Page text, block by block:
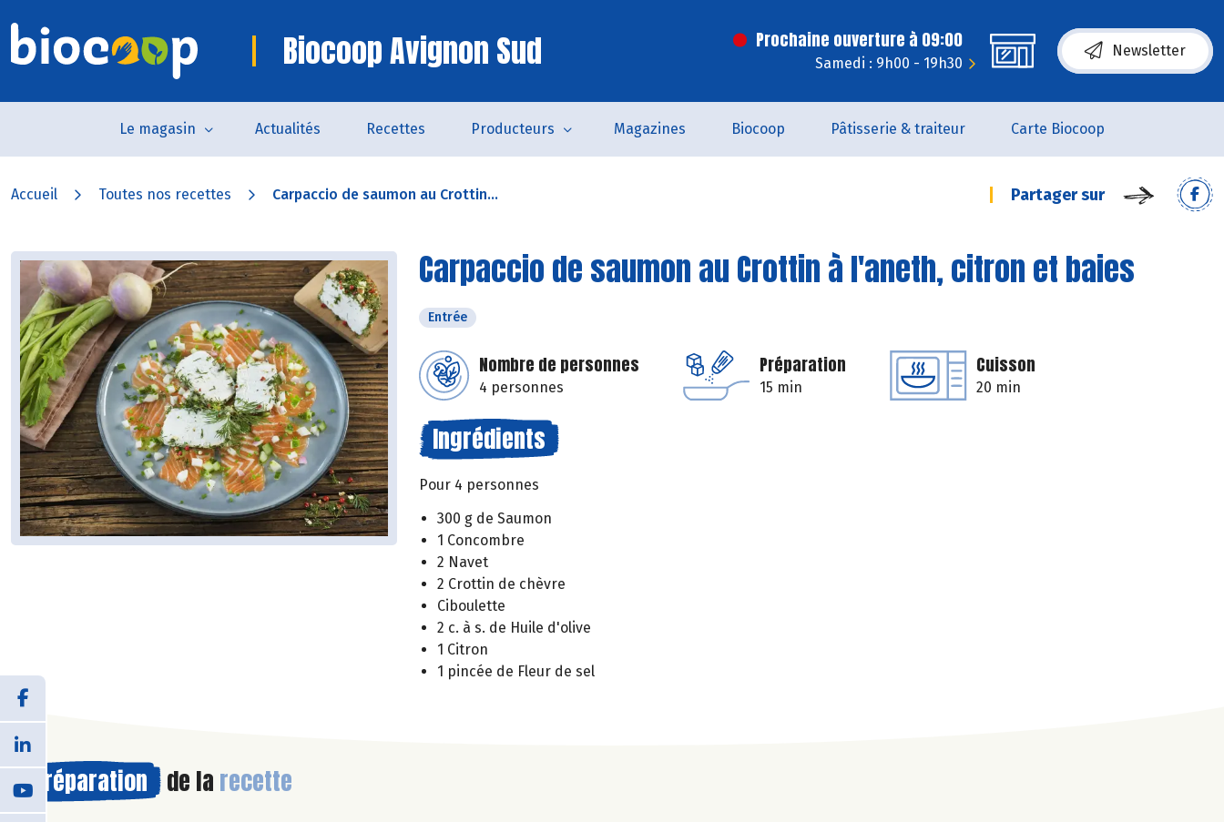
Biocoop Avignon Sud Prochaine ouverture à 09:00
Samedi : 9h00 - 19h30
Newsletter
Le magasin Actualités Recettes Producteurs Magazines Biocoop Pâtisserie & traiteur Carte Biocoop
Accueil Toutes nos recettes Carpaccio de saumon au Crottin... Partager sur
Carpaccio de saumon au Crottin à l'aneth, citron et baies
Entrée
Nombre de personnes
4 personnes
Préparation
15 min
Cuisson
20 min
Ingrédients
Pour 4 personnes
300 g de Saumon
1 Concombre
2 Navet
2 Crottin de chèvre
Ciboulette
2 c. à s. de Huile d'olive
1 Citron
1 pincée de Fleur de sel
Préparation de la recette